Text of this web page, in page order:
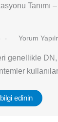
Tanımı
Yorum
genellikle
edinin